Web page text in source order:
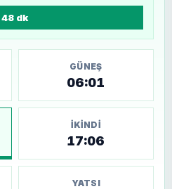
48 dk
GÜNEŞ
06:01
İKINDI
17:06
YATSI